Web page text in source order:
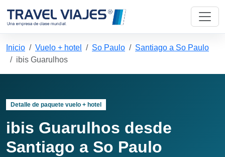
Inicio Vuelo + hotel So Paulo
Santiago a So Paulo
ibis Guarulhos
Detalle de paquete vuelo + hotel
ibis Guarulhos desde
Santiago a So Paulo